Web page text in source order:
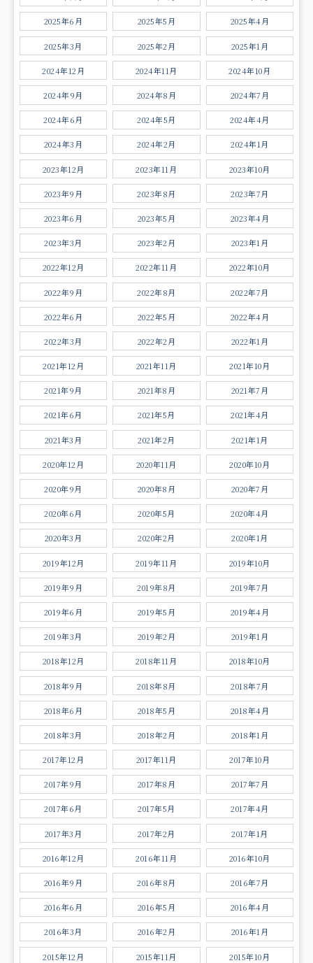
2025年6月 2025年5月 2025年4月
2025年3月 2025年2月 2025年1月
2024年12月 2024年11月 2024年10月
2024年9月 2024年8月 2024年7月
2024年6月 2024年5月 2024年4月
2024年3月 2024年2月 2024年1月
2023年12月 2023年11月 2023年10月
2023年9月 2023年8月 2023年7月
2023年6月 2023年5月 2023年4月
2023年3月 2023年2月 2023年1月
2022年12月 2022年11月 2022年10月
2022年9月 2022年8月 2022年7月
2022年6月 2022年5月 2022年4月
2022年3月 2022年2月 2022年1月
2021年12月 2021年11月 2021年10月
2021年9月 2021年8月 2021年7月
2021年6月 2021年5月 2021年4月
2021年3月 2021年2月 2021年1月
2020年12月 2020年11月 2020年10月
2020年9月 2020年8月 2020年7月
2020年6月 2020年5月 2020年4月
2020年3月 2020年2月 2020年1月
2019年12月 2019年11月 2019年10月
2019年9月 2019年8月 2019年7月
2019年6月 2019年5月 2019年4月
2019年3月 2019年2月 2019年1月
2018年12月 2018年11月 2018年10月
2018年9月 2018年8月 2018年7月
2018年6月 2018年5月 2018年4月
2018年3月 2018年2月 2018年1月
2017年12月 2017年11月 2017年10月
2017年9月 2017年8月 2017年7月
2017年6月 2017年5月 2017年4月
2017年3月 2017年2月 2017年1月
2016年12月 2016年11月 2016年10月
2016年9月 2016年8月 2016年7月
2016年6月 2016年5月 2016年4月
2016年3月 2016年2月 2016年1月
2015年12月 2015年11月 2015年10月